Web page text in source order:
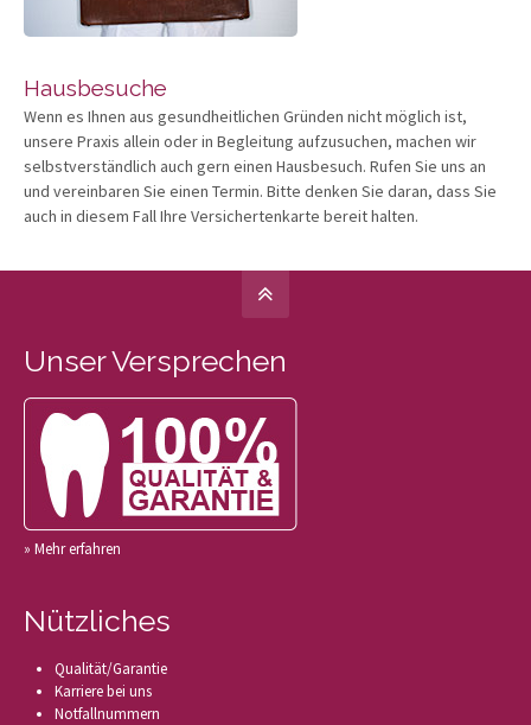
Hausbesuche
Wenn es Ihnen aus gesundheitlichen Gründen nicht möglich ist,
unsere Praxis allein oder in Begleitung aufzusuchen, machen wir
selbstverständlich auch gern einen Hausbesuch. Rufen Sie uns an
und vereinbaren Sie einen Termin. Bitte denken Sie daran, dass Sie
auch in diesem Fall Ihre Versichertenkarte bereit halten.
Unser Versprechen
» Mehr erfahren
Nützliches
Qualität/Garantie
Karriere bei uns
Notfallnummern